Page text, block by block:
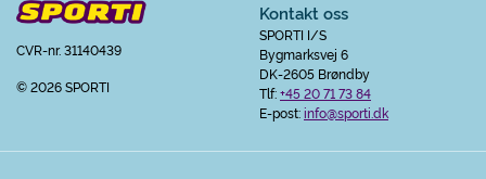
CVR-nr. 31140439
© 2026 SPORTI
Kontakt oss
SPORTI I/S
Bygmarksvej 6
DK-2605 Brøndby
Tlf:+45 20 71 73 84
E-post:info@sporti.dk